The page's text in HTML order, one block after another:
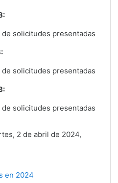
solicitudes presentadas
solicitudes presentadas
solicitudes presentadas
2 de abril de 2024,
en 2024